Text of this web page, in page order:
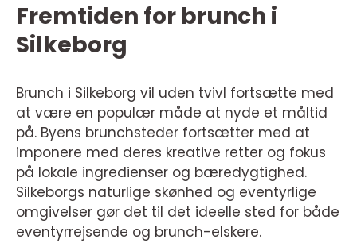
Fremtiden for brunch i
Silkeborg
Brunch i Silkeborg vil uden tvivl fortsætte med
at være en populær måde at nyde et måltid
på. Byens brunchsteder fortsætter med at
imponere med deres kreative retter og fokus
på lokale ingredienser og bæredygtighed.
Silkeborgs naturlige skønhed og eventyrlige
omgivelser gør det til det ideelle sted for både
eventyrrejsende og brunch-elskere.